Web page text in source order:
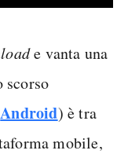
e vanta una
scorso
Android) è tra
mobile,